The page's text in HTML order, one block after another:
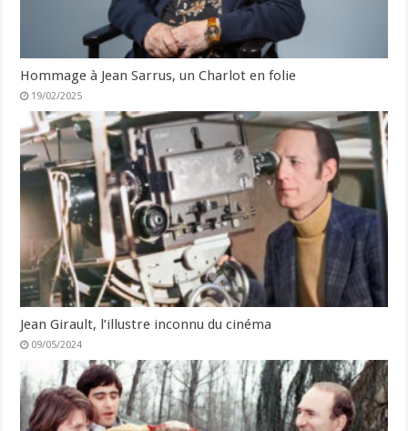
Hommage à Jean Sarrus, un Charlot en folie
19/02/2025
Jean Girault, l’illustre inconnu du cinéma
09/05/2024